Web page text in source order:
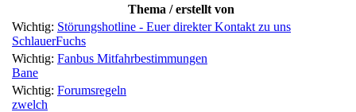
Thema / erstellt von
Wichtig: Störungshotline - Euer direkter Kontakt zu uns
SchlauerFuchs
Wichtig: Fanbus Mitfahrbestimmungen
Bane
Wichtig: Forumsregeln
zwelch